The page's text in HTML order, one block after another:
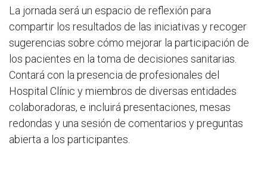
La jornada será un espacio de reflexión para
compartir los resultados de las iniciativas y recoger
sugerencias sobre cómo mejorar la participación de
los pacientes en la toma de decisiones sanitarias.
Contará con la presencia de profesionales del
Hospital Clínic y miembros de diversas entidades
colaboradoras, e incluirá presentaciones, mesas
redondas y una sesión de comentarios y preguntas
abierta a los participantes.